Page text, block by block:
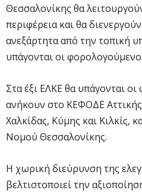
Θεσσαλονίκης θα
περιφέρεια και θα
ανεξάρτητα από την τοπική
υπάγονται οι
Στα έξι ΕΛΚΕ θα υπάγονται
ανήκουν στο ΚΕΦΟΔΕ
Χαλκίδας, Κύμης και Κιλκίς,
Νομού Θεσσαλονίκης.
Η χωρική διεύρυνση της
βελτιστοποιεί την